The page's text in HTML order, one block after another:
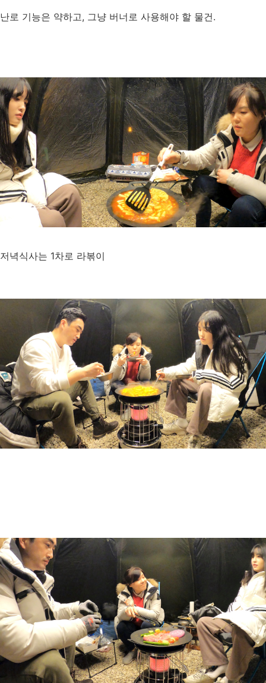
난로 기능은 약하고, 그냥 버너로 사용해야 할 물건.
저녁식사는 1차로 라볶이